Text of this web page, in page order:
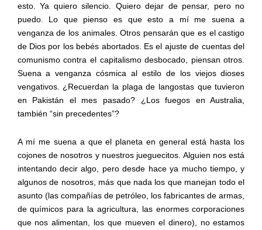
esto. Ya quiero silencio.
Quiero dejar de pensar, pero no
puedo. Lo que pienso es que esto a mí me suena a
venganza de los animales. Otros pensaránque es el castigo
de Dios por los bebés abortados. Esel ajuste de cuentas del
comunismocontra el capitalismo desbocado , piensan otros.
Suena a venganza cósmica al estilo de los viejos dioses
vengativos. ¿Recuerdan la plaga de langostas que tuvieron
en Pakistán el mes pasado? ¿Los fuegos en Australia,
también “sin precedentes”?
A míme suena a que el planeta en general está hasta los
cojones de nosotros y nuestros jueguecitos. Alguien nos está
intentando decir algo, pero desde hace ya mucho tiempo, y
algunos de nosotros, más que nada los que manejan todo el
asunto (las compañías de petróleo, los fabricantes de armas,
de químicos para la agricultura, las enormes corporaciones
que nos alimentan , los que mueven el dinero)
no estamos